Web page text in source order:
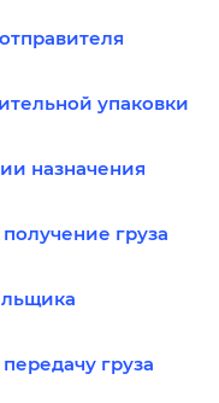
упаковки
назначения
груза
груза